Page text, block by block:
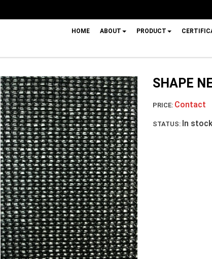
HOME ABOUT PRODUCT
SHAPE
PRICE: Contact
STATUS: In stock